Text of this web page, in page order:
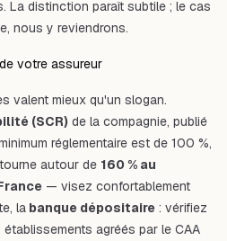
La distinction paraît subtile ; le cas
nous y reviendrons.
votre assureur
valent mieux qu'un slogan.
(SCR) de la compagnie, publié
réglementaire est de 100 %,
autour de 160 % au
— visez confortablement
la banque dépositaire : vérifiez
agréés par le CAA